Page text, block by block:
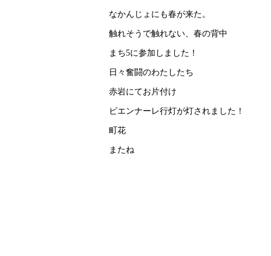
なかんじょにも春が来た。
触れそうで触れない、春の背中
まち5に参加しました！
日々奮闘のわたしたち
赤岩にてお片付け
ビエンナーレ行灯が灯されました！
町花
またね